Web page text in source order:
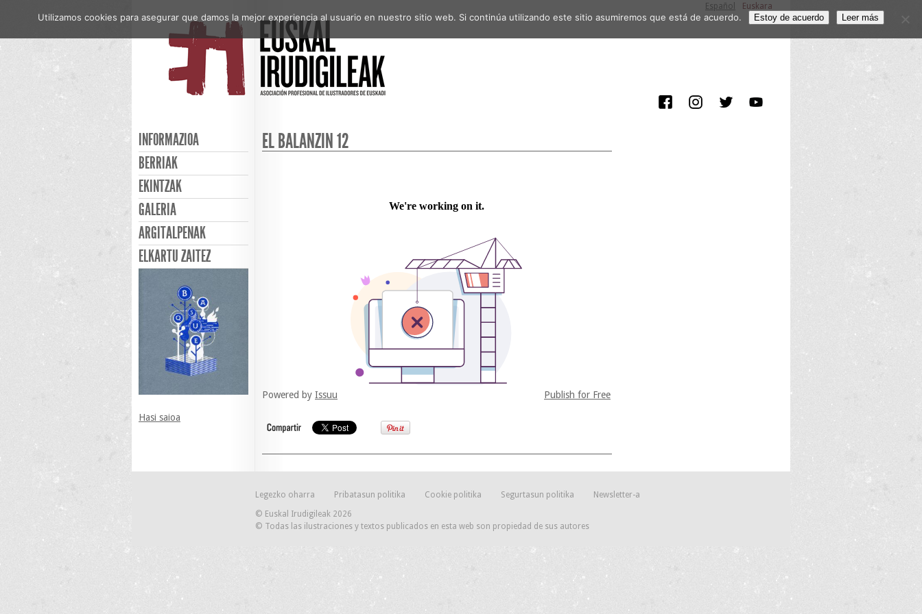
Español Euskara
INFORMAZIOA
BERRIAK
EKINTZAK
GALERIA
ARGITALPENAK
ELKARTU ZAITEZ
Hasi saioa
EL BALANZIN 12
Powered by Issuu Publish for Free
Legezko oharra Pribatasun politika Cookie politika Segurtasun politika
Newsletter-a
© Euskal Irudigileak 2026
© Todas las ilustraciones y textos publicados en esta web son propiedad de sus autores
Utilizamos cookies para asegurar que damos la mejor experiencia al usuario en nuestro sitio web. Si continúa utilizando este sitio asumiremos que está de acuerdo. Estoy de acuerdo Leer más